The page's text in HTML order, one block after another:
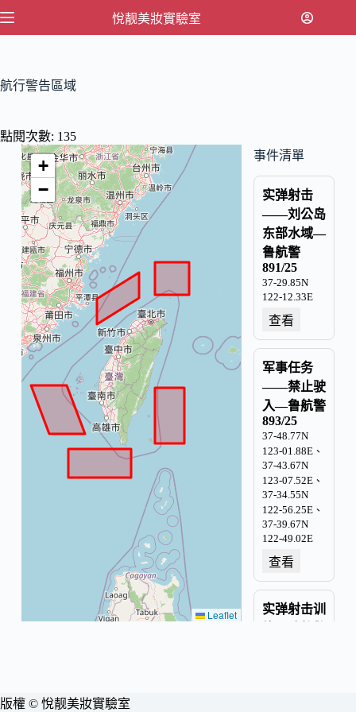
跳
內
悅靓美妝實驗室
航行警告區域
點閱次數: 135
+
−
Leaflet
事件清單
实弹射击
——刘公岛
东部水域—
鲁航警
891/25
37-29.85N
122-12.33E
查看
军事任务
——禁止驶
入—鲁航警
893/25
37-48.77N
123-01.88E、
37-43.67N
123-07.52E、
37-34.55N
122-56.25E、
37-39.67N
122-49.02E
查看
实弹射击训
版權 © 悅靓美妝實驗室